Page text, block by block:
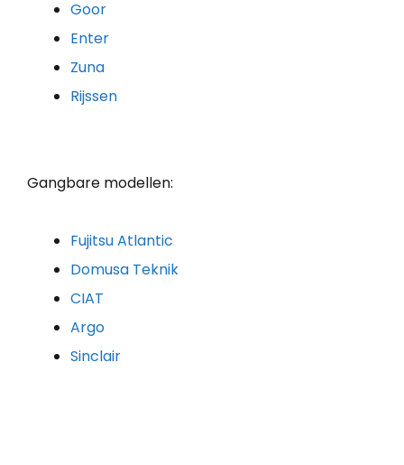
Goor
Enter
Zuna
Rijssen
Gangbare modellen:
Fujitsu Atlantic
Domusa Teknik
CIAT
Argo
Sinclair